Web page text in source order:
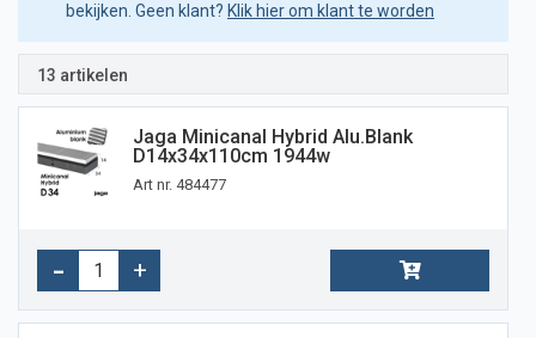
bekijken. Geen klant? Klik hier om klant te worden
13 artikelen
Jaga Minicanal Hybrid Alu.blank
D14x34x110cm 1944w
Art nr. 484477